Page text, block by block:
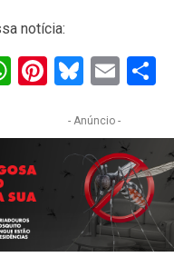
notícia:
WhatsApp
Pinterest
Bluesky
Email
- Anúncio -